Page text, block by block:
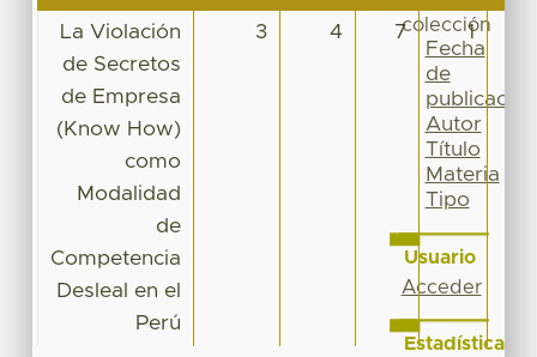
La Violación
de Secretos
de Empresa
(Know How)
como
Modalidad
de
Competencia
Desleal en el
Perú
3 4 7 1
colección
Fecha
de
publicación
Autor
Título
Materia
Tipo
Usuario
Acceder
Estadísticas